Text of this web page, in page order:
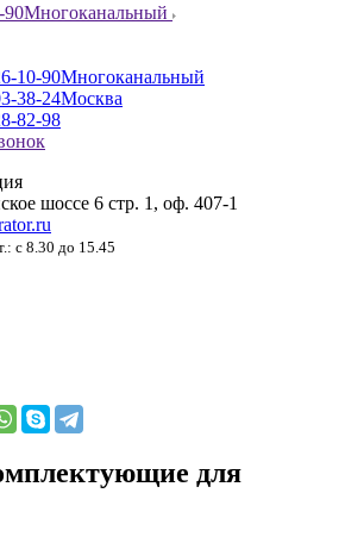
90Многоканальный
10-90Многоканальный
38-24Москва
82-98
шоссе 6 стр. 1, оф. 407-1
с 8.30 до 15.45
для